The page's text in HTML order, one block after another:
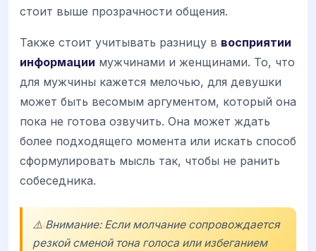
стоит выше прозрачности общения.
Также стоит учитывать разницу в восприятии
информации мужчинами и женщинами. То, что
для мужчины кажется мелочью, для девушки
может быть весомым аргументом, который она
пока не готова озвучить. Она может ждать
более подходящего момента или искать способ
сформулировать мысль так, чтобы не ранить
собеседника.
⚠️ Внимание: Если молчание сопровождается
резкой сменой тона голоса или избеганием